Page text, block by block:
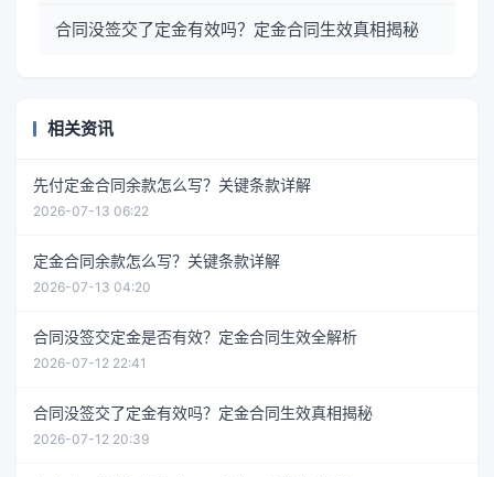
合同没签交了定金有效吗？定金合同生效真相揭秘
相关资讯
先付定金合同余款怎么写？关键条款详解
2026-07-13 06:22
定金合同余款怎么写？关键条款详解
2026-07-13 04:20
合同没签交定金是否有效？定金合同生效全解析
2026-07-12 22:41
合同没签交了定金有效吗？定金合同生效真相揭秘
2026-07-12 20:39